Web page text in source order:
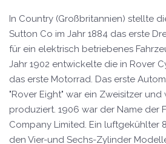
In Country (Großbritannien) stellte
Sutton Co im Jahr 1884 das erste
für ein elektrisch betriebenes
Jahr 1902 entwickelte die in Rover
das erste Motorrad. Das erste
"Rover Eight" war ein Zweisitzer und
produziert. 1906 war der Name der
Company Limited. Ein luftgekühlter
den Vier-und Sechs-Zylinder